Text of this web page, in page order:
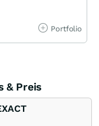
Portfolio
& Preis